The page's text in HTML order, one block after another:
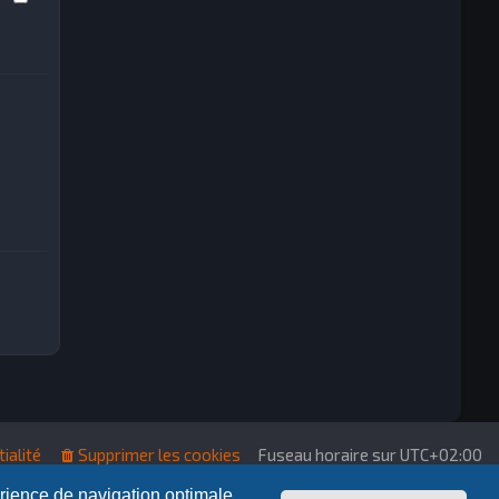
de navigation optimale.
Fuseau horaire surUTC+02:00
Supprimer les cookies